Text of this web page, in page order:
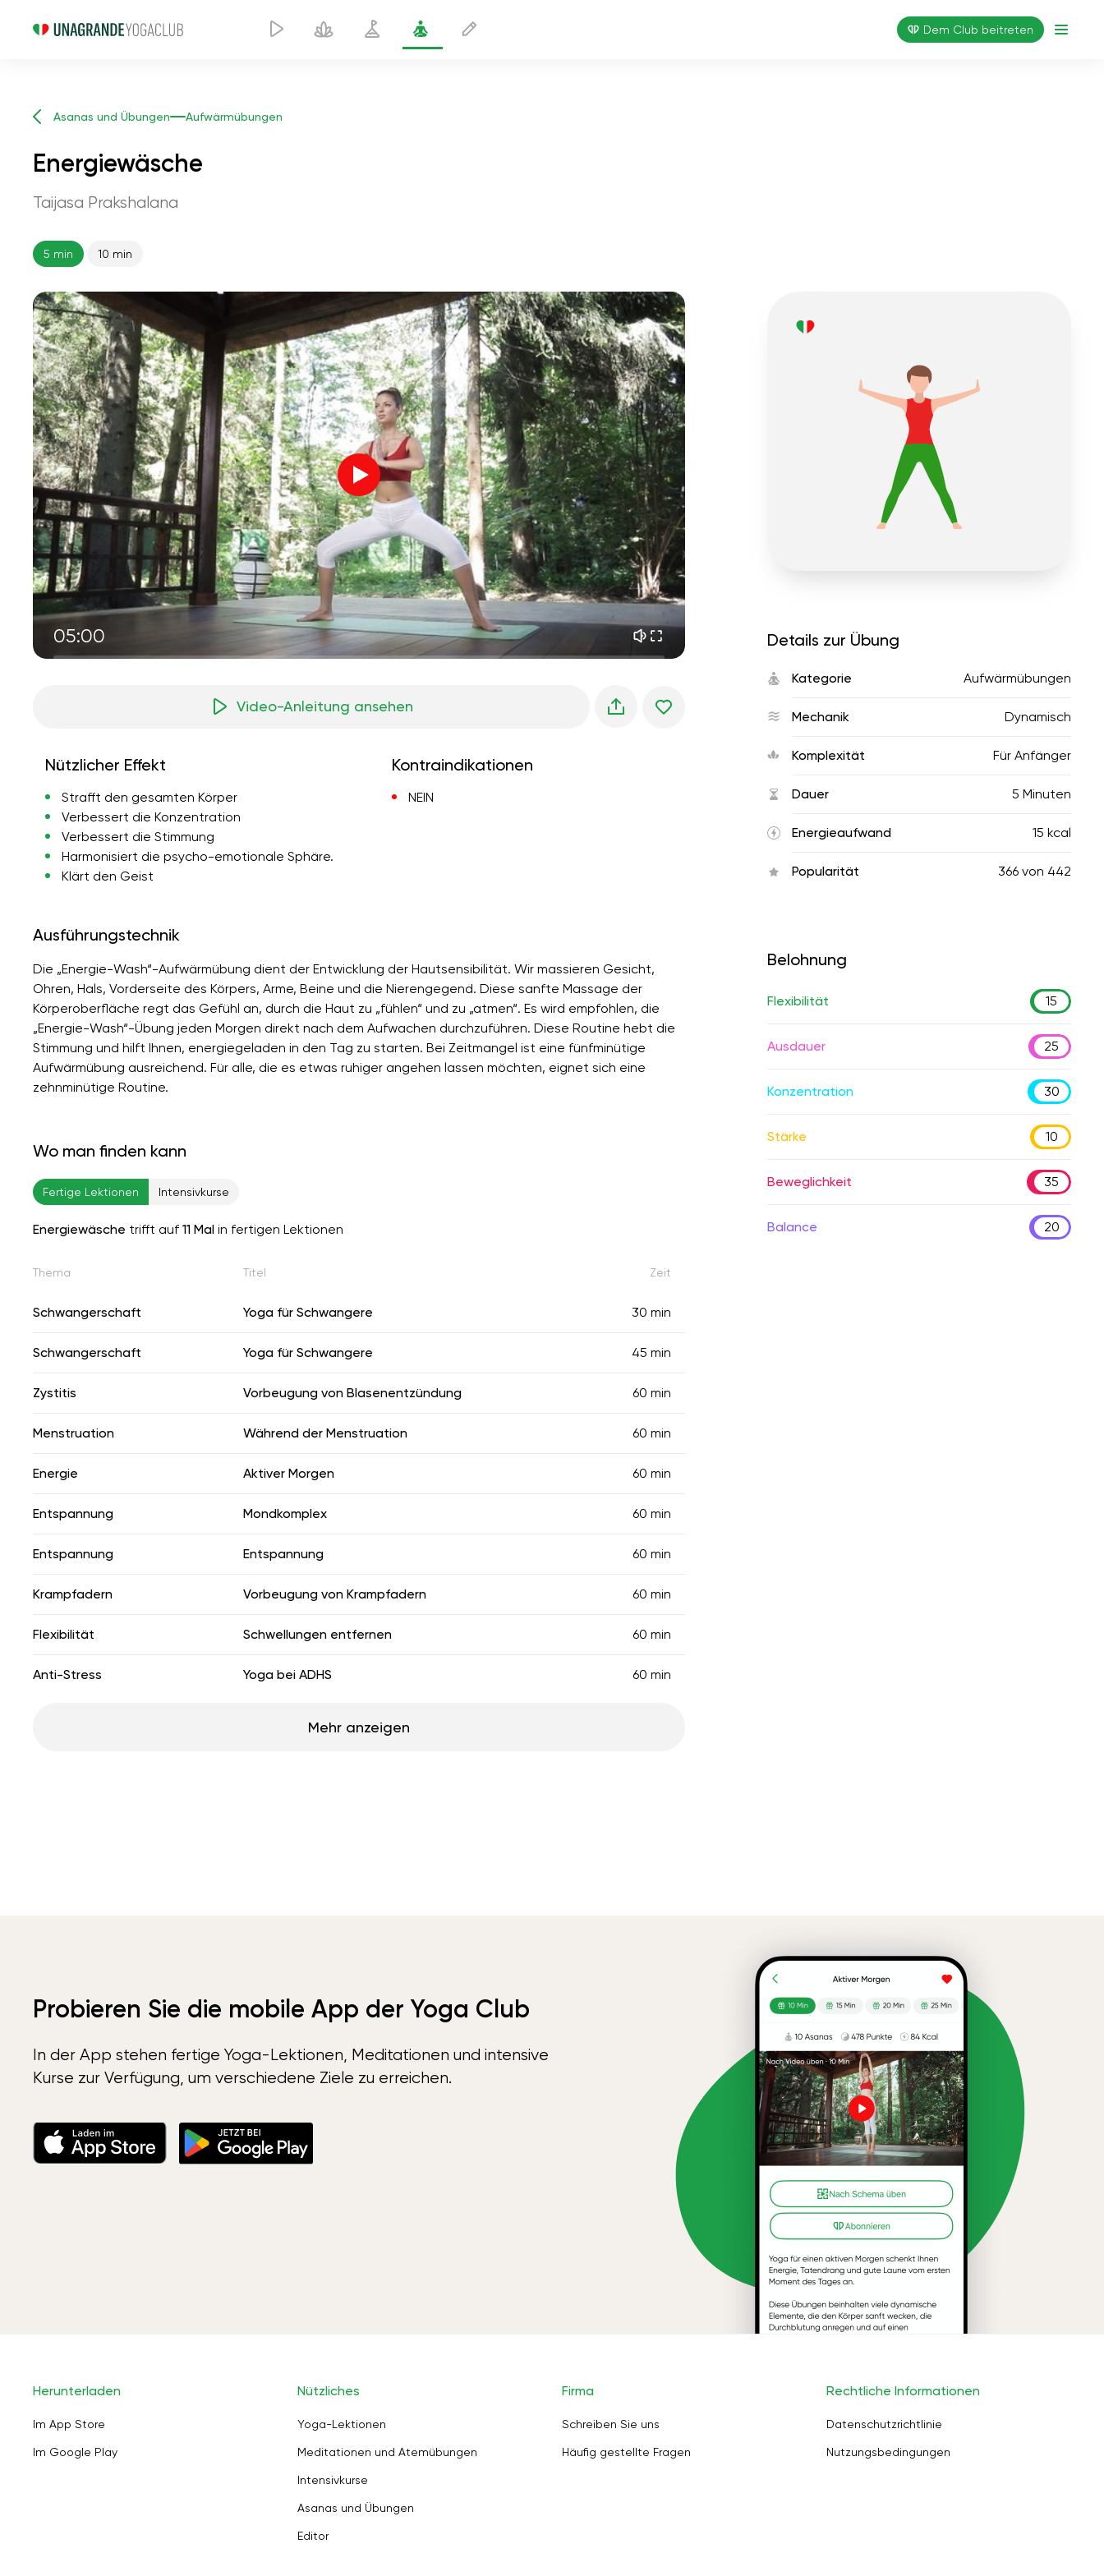
Dem Club beitreten
Asanas und Übungen Aufwärmübungen
Energiewäsche
Taijasa Prakshalana
5 min 10 min
05:00
Instruktor-Stimme
flucht der seele 01:44
innerer frieden 01:27
morgenträume 01:34
waldkühlung 05:00
sommerregen 02:00
bergstille 02:00
seebrise 02:00
die stimme des winds 02:00
frühlingswald 02:00
Video-Anleitung ansehen
Nützlicher Effekt
Strafft den gesamten Körper
Verbessert die Konzentration
Verbessert die Stimmung
Harmonisiert die psycho-emotionale Sphäre.
Klärt den Geist
Kontraindikationen
NEIN
Ausführungstechnik
Die „Energie-Wash“-Aufwärmübung dient der Entwicklung der Hautsensibilität. Wir massieren Gesicht,
Ohren, Hals, Vorderseite des Körpers, Arme, Beine und die Nierengegend. Diese sanfte Massage der
Körperoberfläche regt das Gefühl an, durch die Haut zu „fühlen“ und zu „atmen“. Es wird empfohlen, die
„Energie-Wash“-Übung jeden Morgen direkt nach dem Aufwachen durchzuführen. Diese Routine hebt die
Stimmung und hilft Ihnen, energiegeladen in den Tag zu starten. Bei Zeitmangel ist eine fünfminütige
Aufwärmübung ausreichend. Für alle, die es etwas ruhiger angehen lassen möchten, eignet sich eine
zehnminütige Routine.
Wo man finden kann
Fertige Lektionen Intensivkurse
Energiewäsche trifft auf 11 Mal in fertigen Lektionen
Thema Titel Zeit
Schwangerschaft Yoga für Schwangere 30 min
Schwangerschaft Yoga für Schwangere 45 min
Zystitis Vorbeugung von Blasenentzündung 60 min
Menstruation Während der Menstruation 60 min
Energie Aktiver Morgen 60 min
Entspannung Mondkomplex 60 min
Entspannung Entspannung 60 min
Krampfadern Vorbeugung von Krampfadern 60 min
Flexibilität Schwellungen entfernen 60 min
Anti-Stress Yoga bei ADHS 60 min
Mehr anzeigen
Details zur Übung
Kategorie Aufwärmübungen
Mechanik Dynamisch
Komplexität Für Anfänger
Dauer 5 Minuten
Energieaufwand 15 kcal
Popularität 366 von 442
Belohnung
Flexibilität 15
Ausdauer 25
Konzentration 30
Stärke 10
Beweglichkeit 35
Balance 20
Probieren Sie die mobile App der Yoga Club
In der App stehen fertige Yoga-Lektionen, Meditationen und intensive
Kurse zur Verfügung, um verschiedene Ziele zu erreichen.
Herunterladen
Im App Store
Im Google Play
Nützliches
Yoga-Lektionen
Meditationen und Atemübungen
Intensivkurse
Asanas und Übungen
Editor
Firma
Schreiben Sie uns
Häufig gestellte Fragen
Rechtliche Informationen
Datenschutzrichtlinie
Nutzungsbedingungen